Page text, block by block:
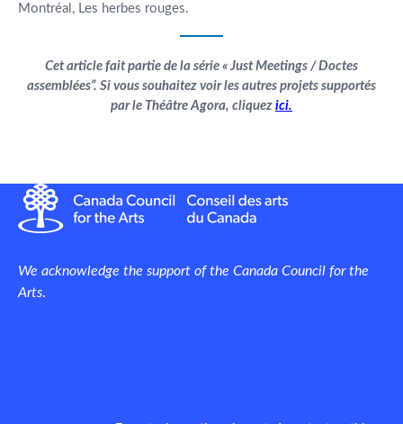
Montréal, Les herbes rouges.
Cet article fait partie de la série « Just Meetings / Doctes
assemblées”. Si vous souhaitez voir les autres projets supportés
par le Théâtre Agora, cliquez ici.
We acknowledge the support of the Canada Council for the
Arts.